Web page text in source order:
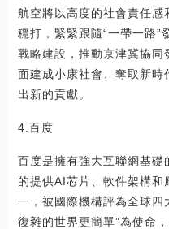
航空將以高度的社會責任感
穩打，緊緊跟隨“一帶一路”
戰略建設，推動京津冀協
面建成小康社會、奪取新
出新的貢獻。
4.百度
百度是擁有強大互聯網基
的提供AI芯片、軟件架構和
一，被國際機構評為全球四
復雜的世界更簡單”為使命